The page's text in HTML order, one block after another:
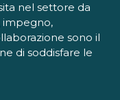
nel settore da
impegno,
sono il
di soddisfare le